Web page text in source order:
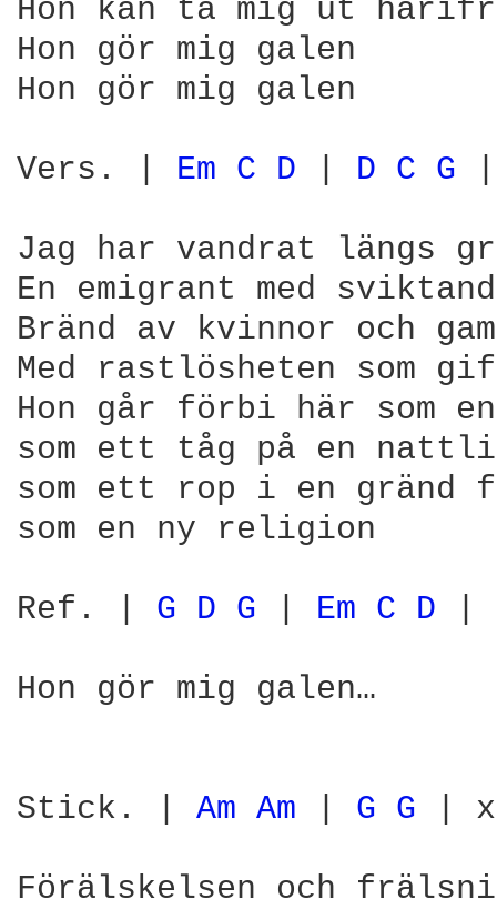
Hon kan ta mig ut
Hon gör mig galen
Hon gör mig galen
Vers. | Em C D D C G
Jag har vandrat längs
En emigrant med
Bränd av kvinnor och
Med rastlösheten
Hon går förbi här som
som ett tåg på en
som ett rop i en gränd
som en ny religion
Ref. | G D G Em C D
Hon gör mig galen…
Stick. | Am Am G G |
Förälskelsen och